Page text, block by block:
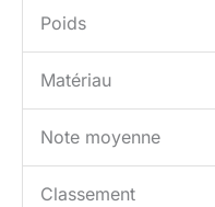
Poids
Matériau
Note moyenne
Classement